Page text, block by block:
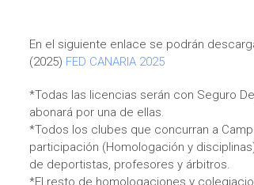
En el siguiente enlace se podrán
(2025) FED CANARIA 2025
*Todas las licencias serán con Seguro
abonará por una de ellas.
*Todos los clubes que concurran a
participación (Homologación y
de deportistas, profesores y árbitros.
*El resto de homologaciones y